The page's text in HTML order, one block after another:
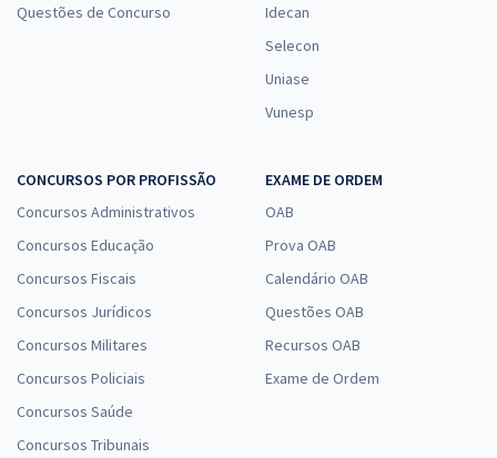
Questões de Concurso
Idecan
Selecon
Uniase
Vunesp
CONCURSOS POR PROFISSÃO
Concursos Administrativos
Concursos Educação
Concursos Fiscais
Concursos Jurídicos
Concursos Militares
Concursos Policiais
Concursos Saúde
Concursos Tribunais
EXAME DE ORDEM
OAB
Prova OAB
Calendário OAB
Questões OAB
Recursos OAB
Exame de Ordem